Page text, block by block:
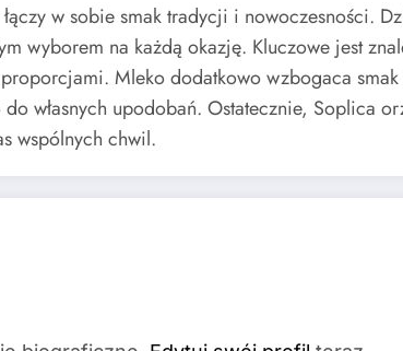
w sobie smak tradycji i nowoczesności.
wyborem na każdą okazję. Kluczowe jest
Mleko dodatkowo wzbogaca
własnych upodobań. Ostatecznie, Soplica
wspólnych chwil.